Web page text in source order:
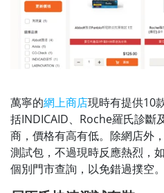
萬寧的網上商店現時有提供10
括INDICAID、Roche羅氏診
商，價格有高有低。除網店外
測試包，不過現時反應熱烈，
個別門市查詢，以免錯過撲空。